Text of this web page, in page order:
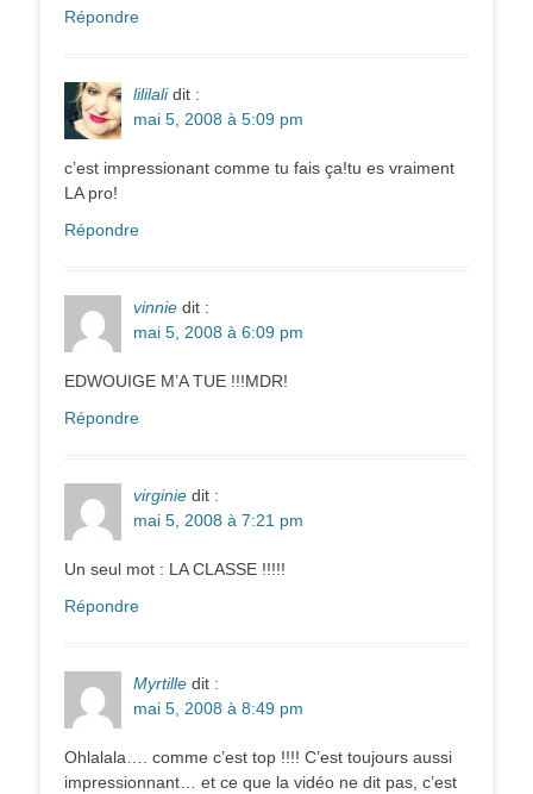
Répondre
lililali dit :
mai 5, 2008 à 5:09 pm
c’est impressionant comme tu fais ça!tu es vraiment
LA pro!
Répondre
vinnie dit :
mai 5, 2008 à 6:09 pm
EDWOUIGE M’A TUE !!!MDR!
Répondre
virginie dit :
mai 5, 2008 à 7:21 pm
Un seul mot : LA CLASSE !!!!!
Répondre
Myrtille dit :
mai 5, 2008 à 8:49 pm
Ohlalala…. comme c’est top !!!! C’est toujours aussi
impressionnant… et ce que la vidéo ne dit pas, c’est